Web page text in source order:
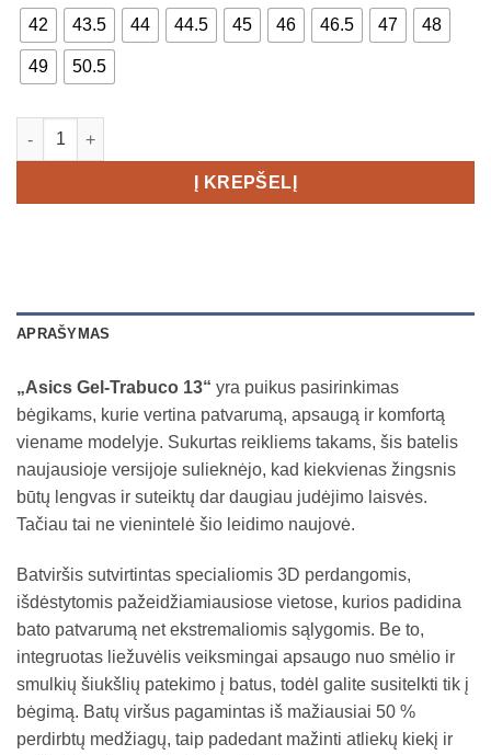
42 43.5 44 44.5 45 46 46.5 47 48
49 50.5
produkto kiekis: Asics Gel-Trabuco 13 GTX Men's
Į KREPŠELĮ
APRAŠYMAS
„Asics Gel-Trabuco 13“ yra puikus pasirinkimas
bėgikams, kurie vertina patvarumą, apsaugą ir komfortą
viename modelyje. Sukurtas reikliems takams, šis batelis
naujausioje versijoje sulieknėjo, kad kiekvienas žingsnis
būtų lengvas ir suteiktų dar daugiau judėjimo laisvės.
Tačiau tai ne vienintelė šio leidimo naujovė.
Batviršis sutvirtintas specialiomis 3D perdangomis,
išdėstytomis pažeidžiamiausiose vietose, kurios padidina
bato patvarumą net ekstremaliomis sąlygomis. Be to,
integruotas liežuvėlis veiksmingai apsaugo nuo smėlio ir
smulkių šiukšlių patekimo į batus, todėl galite susitelkti tik į
bėgimą. Batų viršus pagamintas iš mažiausiai 50 %
perdirbtų medžiagų, taip padedant mažinti atliekų kiekį ir